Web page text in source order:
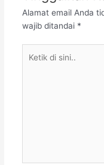
Alamat email Anda
wajib ditandai *